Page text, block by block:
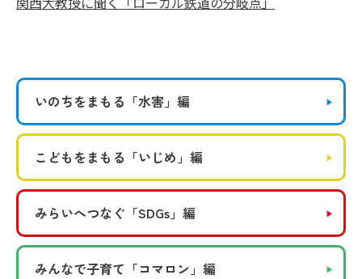
いのちをまもる 「水害」編
こどもをまもる 「いじめ」編
みらいへつなぐ 「SDGs」編
みんなで子育て 「コマロン」編